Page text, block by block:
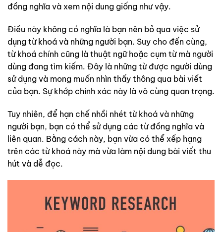
đồng nghĩa và xem nội dung giống như vậy.
Điều này không có nghĩa là bạn nên bỏ qua việc sử
dụng từ khoá và những người bạn. Suy cho đến cùng,
từ khoá chính cũng là thuật ngữ hoặc cụm từ mà người
dùng đang tìm kiếm. Đây là những từ được người dùng
sử dụng và mong muốn nhìn thấy thông qua bài viết
của bạn. Sự khớp chính xác này là vô cùng quan trọng.
Tuy nhiên, để hạn chế nhồi nhét từ khoá và những
người bạn, bạn có thể sử dụng các từ đồng nghĩa và
liên quan. Bằng cách này, bạn vừa có thể xếp hạng
trên các từ khoá này mà vừa làm nội dung bài viết thu
hút và dễ đọc.